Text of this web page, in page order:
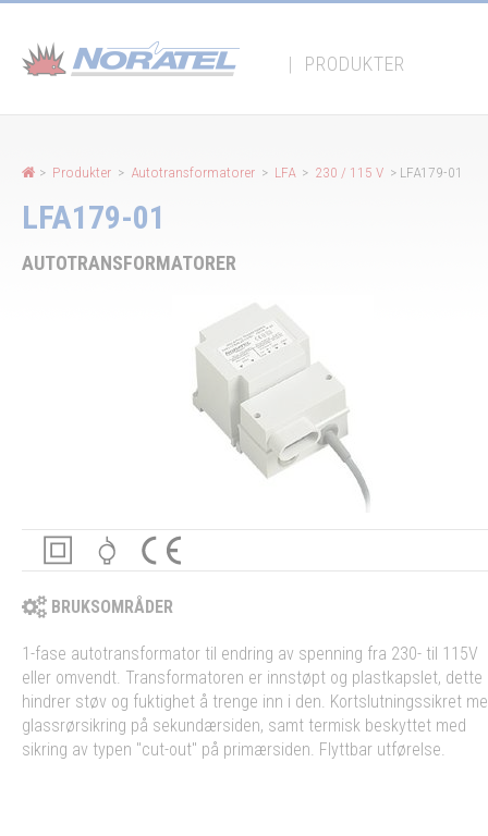
| PRODUKTER
> Produkter > Autotransformatorer > LFA > 230 / 115 V > LFA179-01
LFA179-01
AUTOTRANSFORMATORER
BRUKSOMRÅDER
1-fase autotransformator til endring av spenning fra 230- til 115V
eller omvendt. Transformatoren er innstøpt og plastkapslet, dette
hindrer støv og fuktighet å trenge inn i den. Kortslutningssikret
glassrørsikring på sekundærsiden, samt termisk beskyttet med
sikring av typen "cut-out" på primærsiden. Flyttbar utførelse.
Panel for informasjonskapsler